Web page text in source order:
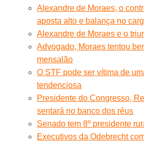
Alexandre de Moraes, o
aposta alto e balança no
Alexandre de Moraes e o
Advogado, Moraes tentou
mensalão
O STF pode ser vítima de
tendenciosa
Presidente do Congresso,
sentará no banco dos réus
Senado tem 8º presidente
Executivos da Odebrecht